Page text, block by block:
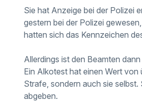
Sie hat Anzeige bei der Polizei
gestern bei der Polizei
hatten sich das Kennzeichen
Allerdings ist den Beamten
Ein Alkotest hat einen Wert
Strafe, sondern auch sie
abgeben.